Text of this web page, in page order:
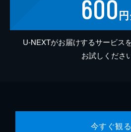
600
U-NEXTがお届けするサービス
お試しください
今すぐ観る